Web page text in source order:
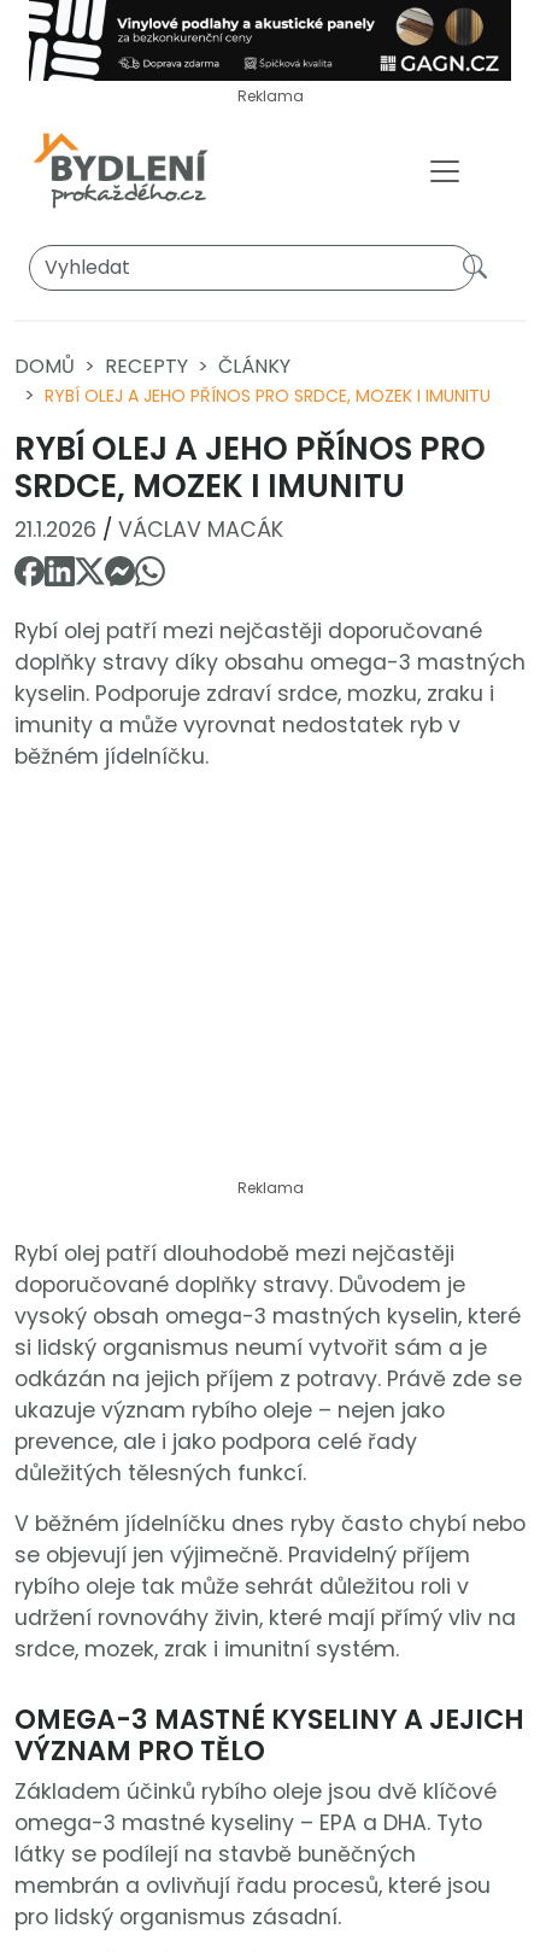
Reklama
DOMŮ RECEPTY ČLÁNKY
RYBÍ OLEJ A JEHO PŘÍNOS PRO SRDCE, MOZEK I IMUNITU
RYBÍ OLEJ A JEHO PŘÍNOS PRO
SRDCE, MOZEK I IMUNITU
21.1.2026 / VÁCLAV MACÁK
Rybí olej patří mezi nejčastěji doporučované
doplňky stravy díky obsahu omega-3 mastných
kyselin. Podporuje zdraví srdce, mozku, zraku i
imunity a může vyrovnat nedostatek ryb v
běžném jídelníčku.
Reklama
Rybí olej patří dlouhodobě mezi nejčastěji
doporučované doplňky stravy. Důvodem je
vysoký obsah omega-3 mastných kyselin, které
si lidský organismus neumí vytvořit sám a je
odkázán na jejich příjem z potravy. Právě zde se
ukazuje význam rybího oleje – nejen jako
prevence, ale i jako podpora celé řady
důležitých tělesných funkcí.
V běžném jídelníčku dnes ryby často chybí nebo
se objevují jen výjimečně. Pravidelný příjem
rybího oleje tak může sehrát důležitou roli v
udržení rovnováhy živin, které mají přímý vliv na
srdce, mozek, zrak i imunitní systém.
OMEGA-3 MASTNÉ KYSELINY A JEJICH
VÝZNAM PRO TĚLO
Základem účinků rybího oleje jsou dvě klíčové
omega-3 mastné kyseliny – EPA a DHA. Tyto
látky se podílejí na stavbě buněčných
membrán a ovlivňují řadu procesů, které jsou
pro lidský organismus zásadní.